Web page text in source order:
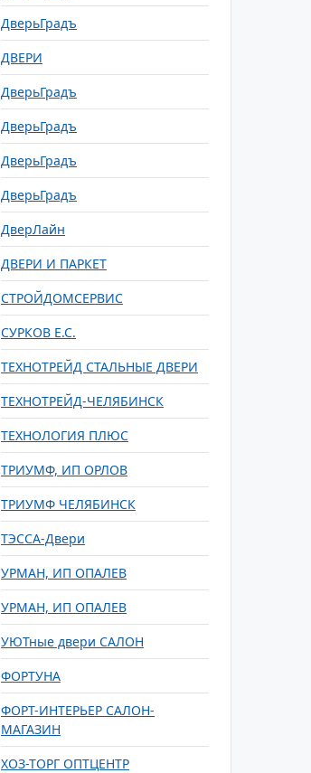
ДверьГрадъ
ДВЕРИ
ДверьГрадъ
ДверьГрадъ
ДверьГрадъ
ДверьГрадъ
ДверЛайн
ДВЕРИ И ПАРКЕТ
СТРОЙДОМСЕРВИС
СУРКОВ Е.С.
ТЕХНОТРЕЙД СТАЛЬНЫЕ ДВЕРИ
ТЕХНОТРЕЙД-ЧЕЛЯБИНСК
ТЕХНОЛОГИЯ ПЛЮС
ТРИУМФ, ИП ОРЛОВ
ТРИУМФ ЧЕЛЯБИНСК
ТЭССА-Двери
УРМАН, ИП ОПАЛЕВ
УРМАН, ИП ОПАЛЕВ
УЮТные двери САЛОН
ФОРТУНА
ФОРТ-ИНТЕРЬЕР САЛОН-
МАГАЗИН
ХОЗ-ТОРГ ОПТЦЕНТР